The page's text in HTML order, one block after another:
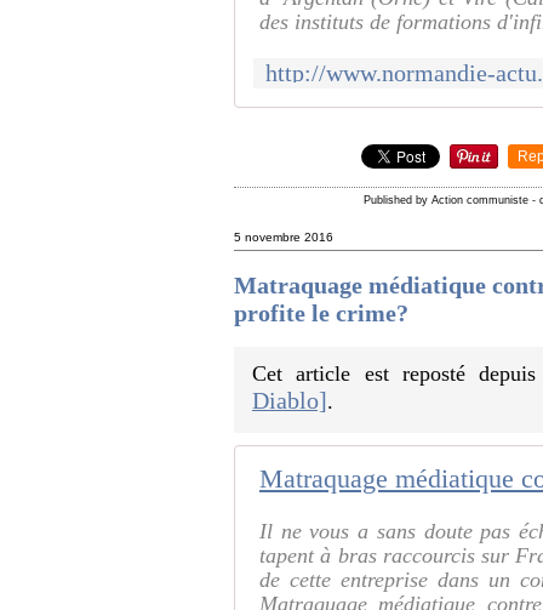
des instituts de formations
Published by Action communiste -
5 novembre 2016
Matraquage médiatique
profite le crime?
Cet article est reposté
Diablo].
Il ne vous a sans doute pas
tapent à bras raccourcis sur
de cette entreprise dans un
Matraquage médiatique